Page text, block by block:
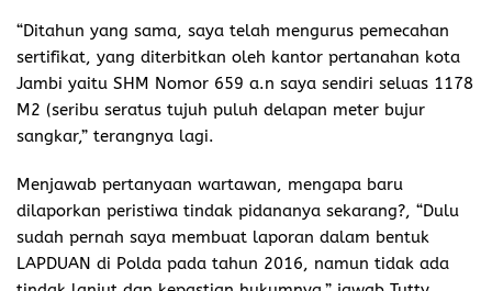
“Ditahun yang sama, saya telah mengurus pemecahan
sertifikat, yang diterbitkan oleh kantor pertanahan kota
Jambi yaitu SHM Nomor 659 a.n saya sendiri seluas 1178
M2 (seribu seratus tujuh puluh delapan meter bujur
sangkar,” terangnya lagi.
Menjawab pertanyaan wartawan, mengapa baru
dilaporkan peristiwa tindak pidananya sekarang?, “Dulu
sudah pernah saya membuat laporan dalam bentuk
LAPDUAN di Polda pada tahun 2016, namun tidak ada